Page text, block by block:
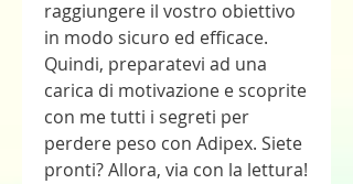
raggiungere il vostro obiettivo
in modo sicuro ed efficace.
Quindi, preparatevi ad una
carica di motivazione e scoprite
con me tutti i segreti per
perdere peso con Adipex. Siete
pronti? Allora, via con la lettura!